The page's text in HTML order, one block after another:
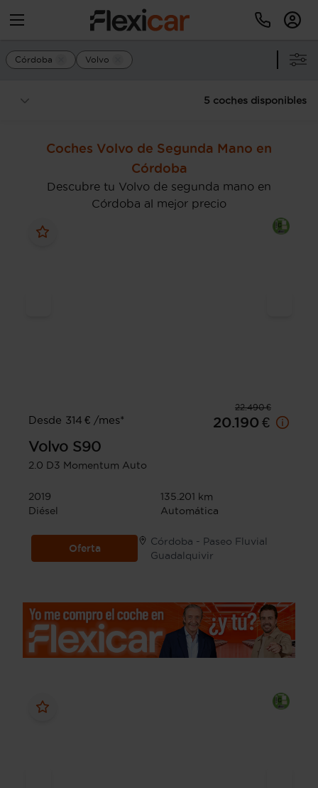
Córdoba Volvo
5 coches disponibles
Coches Volvo de Segunda Mano en
Córdoba
Descubre tu Volvo de segunda mano en
Córdoba al mejor precio
22.490 €
Desde 314 € /mes*
20.190 €
Volvo S90
2.0 D3 Momentum Auto
2019
135.201 km
Diésel
Automática
Oferta
Córdoba - Paseo Fluvial
Guadalquivir